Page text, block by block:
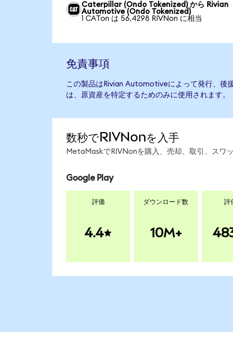
Caterpillar (Ondo Tokenized) から Rivian
Automotive (Ondo Tokenized)
1 CATon は 56.4298 RIVNon に相当
免責事項
この製品はRivian Automotiveによって発行、後
は、原資産を特定するためのみに使用されます。
数秒でRIVNonを入手
MetaMaskでRIVNonを購入、売却、取引、スワ
Google Play
評価
4.4
ダウンロード数
10M+
評